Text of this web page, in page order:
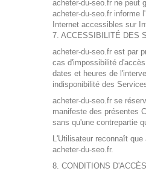
acheter-du-seo.fr ne peut
acheter-du-seo.fr informe
Internet accessibles sur
7. ACCESSIBILITÉ DES
acheter-du-seo.fr est par
cas d'impossibilité
dates et heures de
indisponibilité des
acheter-du-seo.fr se
manifeste des présentes
sans qu'une contrepartie
L'Utilisateur reconnaît
acheter-du-seo.fr.
8. CONDITIONS